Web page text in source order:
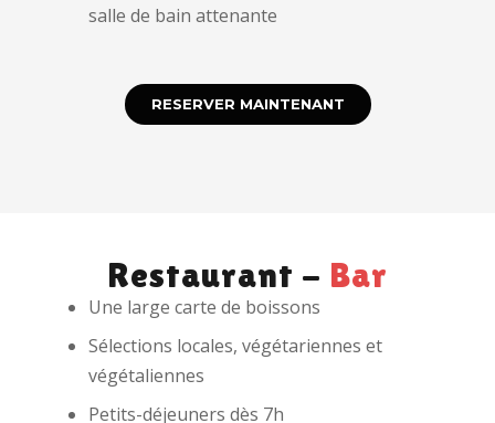
salle de bain attenante
RESERVER MAINTENANT
Restaurant - Bar
Une large carte de boissons
Sélections locales, végétariennes et
végétaliennes
Petits-déjeuners dès 7h